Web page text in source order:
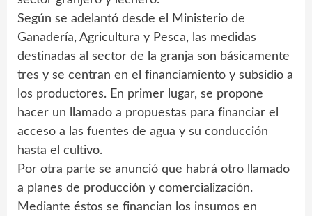
Según se adelantó desde el Ministerio de
Ganadería, Agricultura y Pesca, las medidas
destinadas al sector de la granja son básicamente
tres y se centran en el financiamiento y subsidio a
los productores. En primer lugar, se propone
hacer un llamado a propuestas para financiar el
acceso a las fuentes de agua y su conducción
hasta el cultivo.
Por otra parte se anunció que habrá otro llamado
a planes de producción y comercialización.
Mediante éstos se financian los insumos en